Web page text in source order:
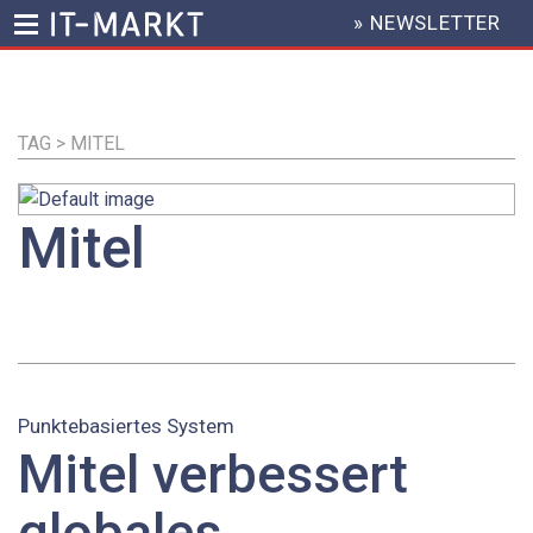
Inhalt
HEADER
MENU
» NEWSLETTER
TAG > MITEL
Mitel
Punktebasiertes System
Mitel verbessert